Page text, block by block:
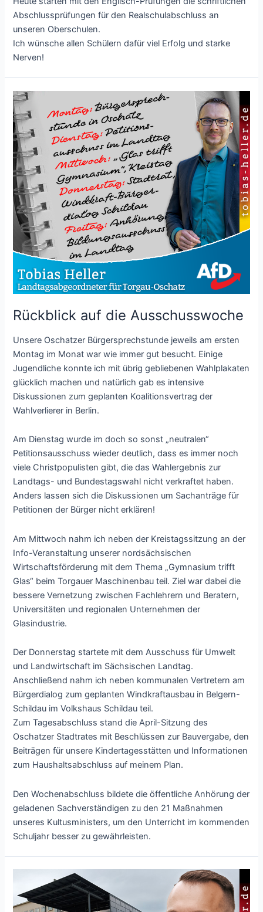
Abschlussprüfungen für den Realschulabschluss an
unseren Oberschulen.
Ich wünsche allen Schülern dafür viel Erfolg und starke
Nerven!
Rückblick auf die Ausschusswoche
Unsere Oschatzer Bürgersprechstunde jeweils am ersten
Montag im Monat war wie immer gut besucht. Einige
Jugendliche konnte ich mit übrig gebliebenen Wahlplakaten
glücklich machen und natürlich gab es intensive
Diskussionen zum geplanten Koalitionsvertrag der
Wahlverlierer in Berlin.
Am Dienstag wurde im doch so sonst „neutralen“
Petitionsausschuss wieder deutlich, dass es immer noch
viele Christpopulisten gibt, die das Wahlergebnis zur
Landtags- und Bundestagswahl nicht verkraftet haben.
Anders lassen sich die Diskussionen um Sachanträge für
Petitionen der Bürger nicht erklären!
Am Mittwoch nahm ich neben der Kreistagssitzung an der
Info-Veranstaltung unserer nordsächsischen
Wirtschaftsförderung mit dem Thema „Gymnasium trifft
Glas“ beim Torgauer Maschinenbau teil. Ziel war dabei die
bessere Vernetzung zwischen Fachlehrern und Beratern,
Universitäten und regionalen Unternehmen der
Glasindustrie.
Der Donnerstag startete mit dem Ausschuss für Umwelt
und Landwirtschaft im Sächsischen Landtag.
Anschließend nahm ich neben kommunalen Vertretern am
Bürgerdialog zum geplanten Windkraftausbau in Belgern-
Schildau im Volkshaus Schildau teil.
Zum Tagesabschluss stand die April-Sitzung des
Oschatzer Stadtrates mit Beschlüssen zur Bauvergabe, den
Beiträgen für unsere Kindertagesstätten und Informationen
zum Haushaltsabschluss auf meinem Plan.
Den Wochenabschluss bildete die öffentliche Anhörung der
geladenen Sachverständigen zu den 21 Maßnahmen
unseres Kultusministers, um den Unterricht im kommenden
Schuljahr besser zu gewährleisten.